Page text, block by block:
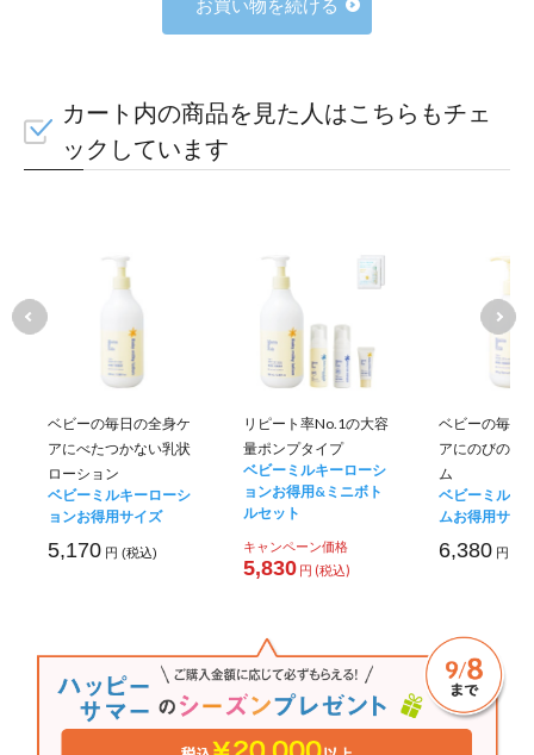
お買い物を続ける
カート内の商品を見た人はこちらもチェ
ックしています
ベビーの毎日の全身ケ
アにべたつかない乳状
ローション
ベビーミルキーローシ
ョンお得用サイズ
5,170 円 (税込)
リピート率No.1の大容
量ポンプタイプ
ベビーミルキーローシ
ョンお得用&ミニボト
ルセット
キャンペーン価格
5,830 円 (税込)
ベビーの毎日
アにのびのい
ム
ベビーミルキ
ムお得用サイ
6,380 円 (税